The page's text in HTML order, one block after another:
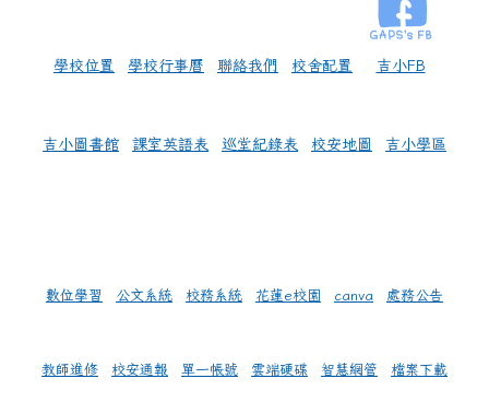
學校位置 學校行事曆 聯絡我們 校舍配置 吉小FB
吉小圖書館 課室英語表 巡堂紀錄表 校安地圖 吉小學區
數位學習 公文系統 校務系統 花蓮e校園 canva 處務公告
教師進修 校安通報 單一帳號 雲端硬碟 智慧網管 檔案下載